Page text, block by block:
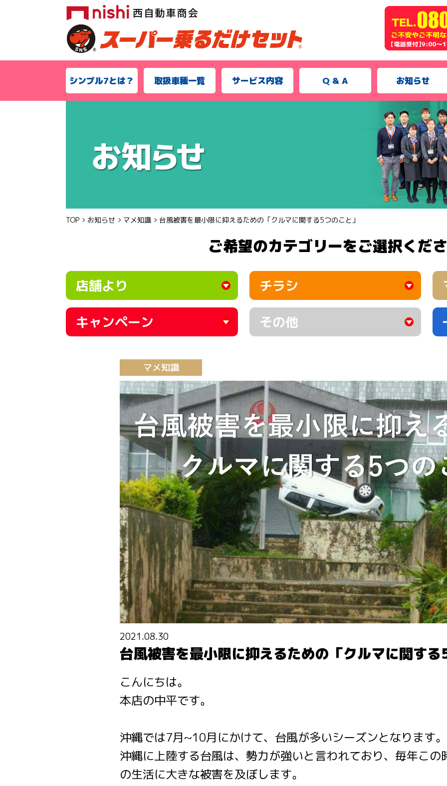
シンプル7とは？ 取扱車種一覧 サービス内容 Q & A お知らせ
TOP お知らせ マメ知識 台風被害を最小限に抑えるための「クルマに関する5つのこと」
ご希望のカテゴリーをご選択くだ
店舗より チラシ
キャンペーン その他
マメ知識
2021.08.30
台風被害を最小限に抑えるための「クルマに関す
こんにちは。
本店の中平です。
沖縄では7月~10月にかけて、台風が多いシーズンとなります。
沖縄に上陸する台風は、勢力が強いと言われており、毎年この
の生活に大きな被害を及ぼします。